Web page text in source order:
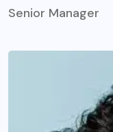
Senior Manager